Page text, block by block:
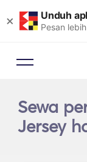
× Unduh
Pesan
Sewa
Jersey